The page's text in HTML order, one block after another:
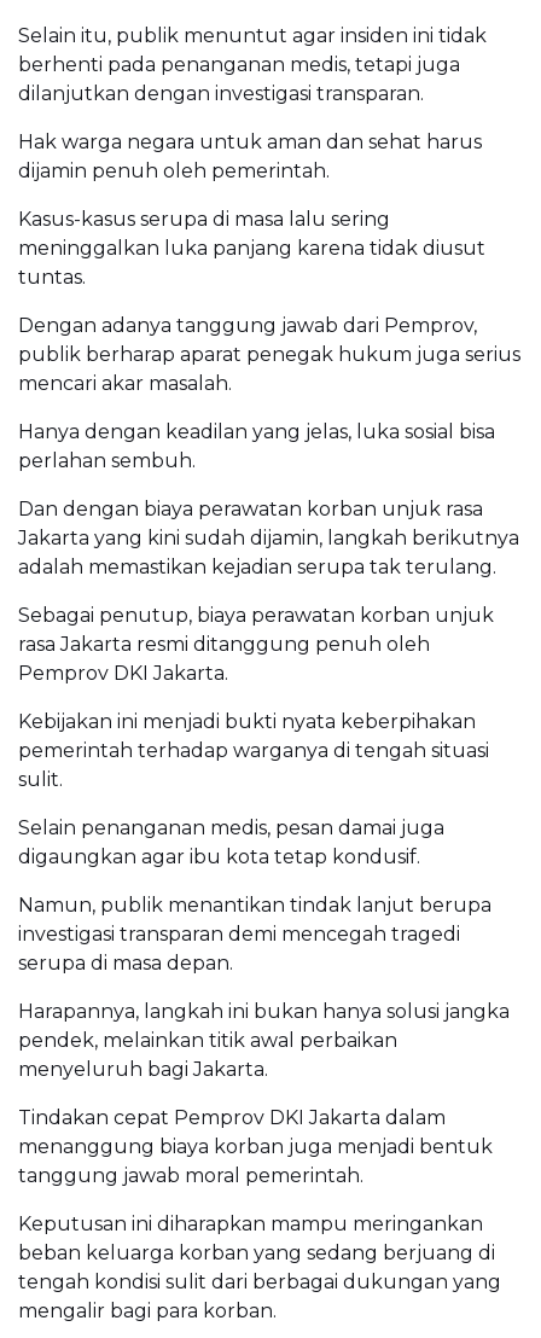
Selain itu, publik menuntut agar insiden ini tidak
berhenti pada penanganan medis, tetapi juga
dilanjutkan dengan investigasi transparan.
Hak warga negara untuk aman dan sehat harus
dijamin penuh oleh pemerintah.
Kasus-kasus serupa di masa lalu sering
meninggalkan luka panjang karena tidak diusut
tuntas.
Dengan adanya tanggung jawab dari Pemprov,
publik berharap aparat penegak hukum juga serius
mencari akar masalah.
Hanya dengan keadilan yang jelas, luka sosial bisa
perlahan sembuh.
Dan dengan biaya perawatan korban unjuk rasa
Jakarta yang kini sudah dijamin, langkah berikutnya
adalah memastikan kejadian serupa tak terulang.
Sebagai penutup, biaya perawatan korban unjuk
rasa Jakarta resmi ditanggung penuh oleh
Pemprov DKI Jakarta.
Kebijakan ini menjadi bukti nyata keberpihakan
pemerintah terhadap warganya di tengah situasi
sulit.
Selain penanganan medis, pesan damai juga
digaungkan agar ibu kota tetap kondusif.
Namun, publik menantikan tindak lanjut berupa
investigasi transparan demi mencegah tragedi
serupa di masa depan.
Harapannya, langkah ini bukan hanya solusi jangka
pendek, melainkan titik awal perbaikan
menyeluruh bagi Jakarta.
Tindakan cepat Pemprov DKI Jakarta dalam
menanggung biaya korban juga menjadi bentuk
tanggung jawab moral pemerintah.
Keputusan ini diharapkan mampu meringankan
beban keluarga korban yang sedang berjuang di
tengah kondisi sulit dari berbagai dukungan yang
mengalir bagi para korban.